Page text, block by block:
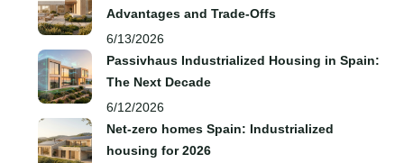
Advantages and Trade‑Offs
6/13/2026
Passivhaus Industrialized Housing in Spain:
The Next Decade
6/12/2026
Net-zero homes Spain: Industrialized
housing for 2026